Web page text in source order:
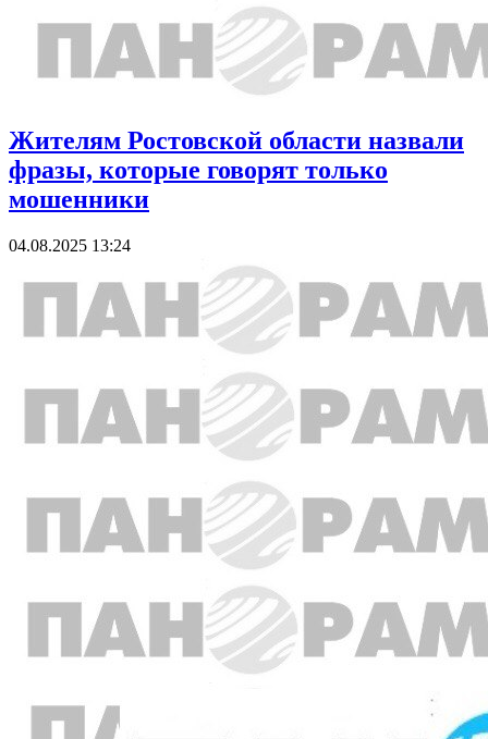
Жителям Ростовской области назвали
фразы, которые говорят только
мошенники
04.08.2025 13:24